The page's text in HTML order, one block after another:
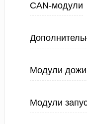
CAN-модули
Модули
Модули